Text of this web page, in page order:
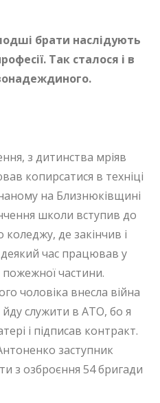
брати наслідують
Так сталося і в
з дитинства мріяв
копирсатися в техніці
на Близнюківщині
школи вступив до
коледжу, де закінчив і
час працював у
пожежної частини.
чоловіка внесла війна
йду служити в АТО, бо я
і підписав контракт.
заступник
з озброєння 54 бригади